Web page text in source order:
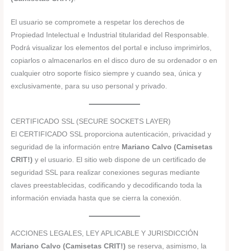
El usuario se compromete a respetar los derechos de
Propiedad Intelectual e Industrial titularidad del Responsable.
Podrá visualizar los elementos del portal e incluso imprimirlos,
copiarlos o almacenarlos en el disco duro de su ordenador o en
cualquier otro soporte físico siempre y cuando sea, única y
exclusivamente, para su uso personal y privado.
CERTIFICADO SSL (SECURE SOCKETS LAYER)
El CERTIFICADO SSL proporciona autenticación, privacidad y
seguridad de la información entre Mariano Calvo (Camisetas
CRIT!) y el usuario. El sitio web dispone de un certificado de
seguridad SSL para realizar conexiones seguras mediante
claves preestablecidas, codificando y decodificando toda la
información enviada hasta que se cierra la conexión.
ACCIONES LEGALES, LEY APLICABLE Y JURISDICCIÓN
Mariano Calvo (Camisetas CRIT!) se reserva, asimismo, la